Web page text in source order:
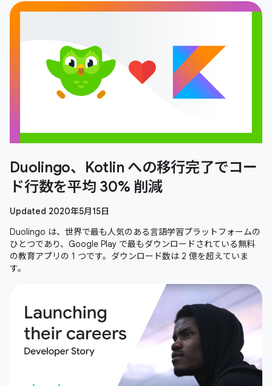
Duolingo、Kotlin への移行完了でコー
ド行数を平均 30% 削減
Updated 2020年5月15日
Duolingo は、世界で最も人気のある言語学習プラットフォームの
ひとつであり、Google Play で最もダウンロードされている無料
の教育アプリの 1 つです。ダウンロード数は 2 億を超えていま
す。